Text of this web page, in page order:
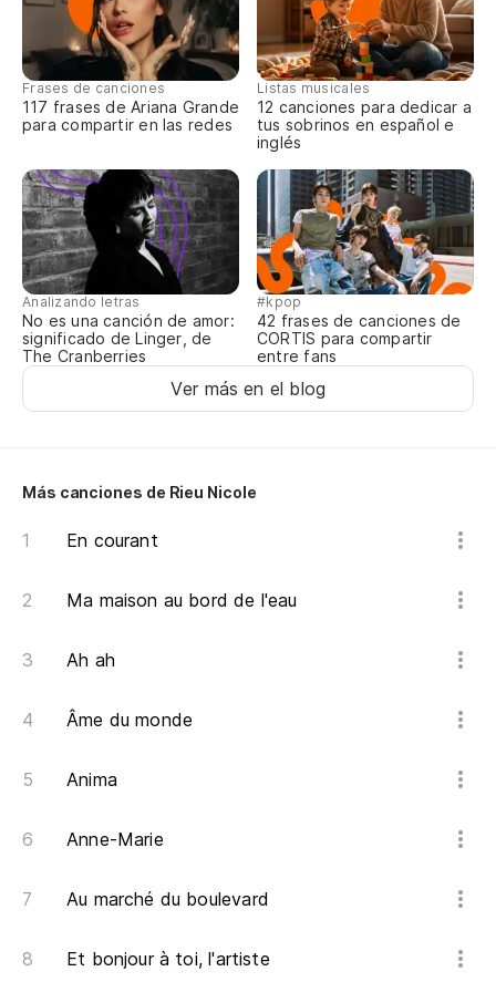
Frases de canciones
117 frases de Ariana Grande
para compartir en las redes
Listas musicales
12 canciones para dedicar a
tus sobrinos en español e
inglés
Analizando letras
No es una canción de amor:
significado de Linger, de
The Cranberries
#kpop
42 frases de canciones de
CORTIS para compartir
entre fans
Ver más en el blog
Más canciones de Rieu Nicole
En courant
Ma maison au bord de l'eau
Ah ah
Âme du monde
Anima
Anne-Marie
Au marché du boulevard
Et bonjour à toi, l'artiste